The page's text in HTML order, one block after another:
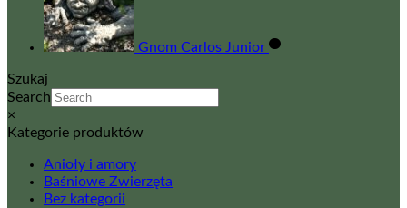
Gnom Carlos Junior
Szukaj
Search
×
Kategorie produktów
Anioły i amory
Baśniowe Zwierzęta
Bez kategorii